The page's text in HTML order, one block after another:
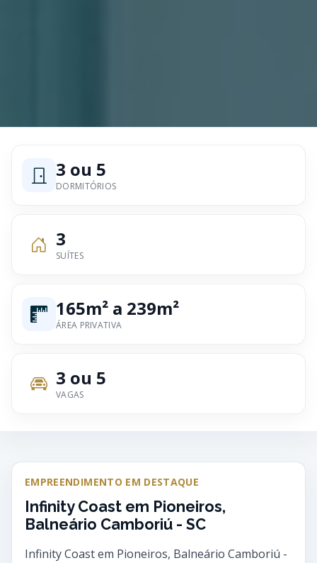
3 ou 5
DORMITÓRIOS
3
SUÍTES
165m² a 239m²
ÁREA PRIVATIVA
3 ou 5
VAGAS
EMPREENDIMENTO EM DESTAQUE
Infinity Coast em Pioneiros,
Balneário Camboriú - SC
Infinity Coast em Pioneiros, Balneário Camboriú -